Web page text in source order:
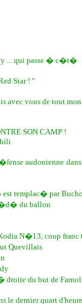
... qui passe � c�t�
Star ! "
avec vous de tout
SON CAMP !
audonienne
remplac� par
du ballon
N�13, coup
Quevillais
droite du but de
le dernier quart